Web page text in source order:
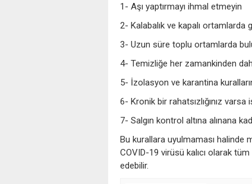
1- Aşı yaptırmayı ihmal etmeyin
2- Kalabalık ve kapalı ortamlarda
3- Uzun süre toplu ortamlarda
4- Temizliğe her zamankinden
5- İzolasyon ve karantina
6- Kronik bir rahatsızlığınız varsa
7- Salgın kontrol altına alınana
Bu kurallara uyulmaması halinde
COVID-19 virüsü kalıcı olarak
edebilir.